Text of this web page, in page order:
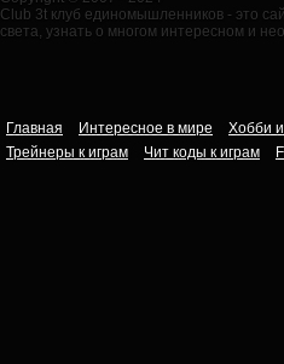
Club 3t клуб единомышленников - это
света, узнать о многом интересном и
Главная Интересное в мире Хобби
Трейнеры к играм
Чит коды к играм